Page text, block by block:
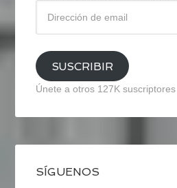
email
SUSCRIBIR
Únete a otros 127K suscriptores
SÍGUENOS